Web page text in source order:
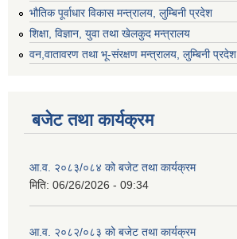
भौतिक पूर्वाधार विकास मन्त्रालय, लुम्बिनी प्रदेश
शिक्षा, विज्ञान, युवा तथा खेलकुद मन्‍‍त्रालय
वन,वातावरण तथा भू-संरक्षण मन्त्रालय, लुम्बिनी प्रदेश
बजेट तथा कार्यक्रम
आ.व. २०८३/०८४ को बजेट तथा कार्यक्रम
मिति: 06/26/2026 - 09:34
आ.व. २०८२/०८३ को बजेट तथा कार्यक्रम